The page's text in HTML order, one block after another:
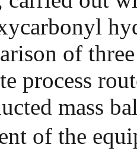
of
process
mass
of the